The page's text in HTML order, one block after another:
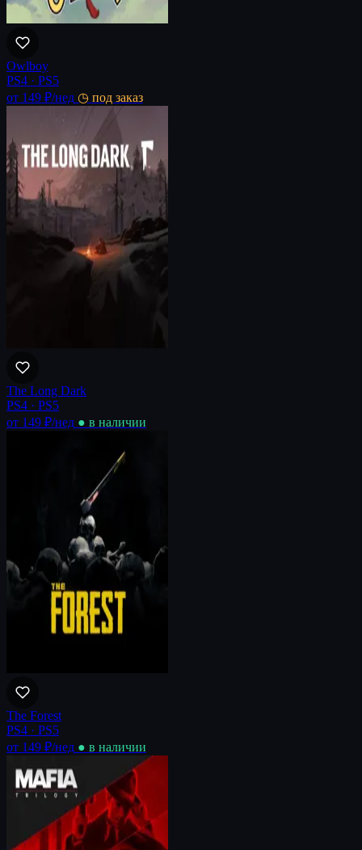
Owlboy
PS4 · PS5
от 149 ₽/нед ◷ под заказ
The Long Dark
PS4 · PS5
от 149 ₽/нед ● в наличии
The Forest
PS4 · PS5
от 149 ₽/нед ● в наличии